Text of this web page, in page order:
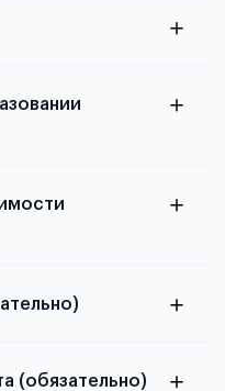
документы
и пустых
(обязательно)